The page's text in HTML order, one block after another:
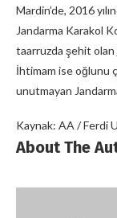
Mardin’de, 2016
Jandarma Karakol
taarruzda şehit olan
İhtimam ise oğlunu
unutmayan
Kaynak: AA / Ferdi
About The